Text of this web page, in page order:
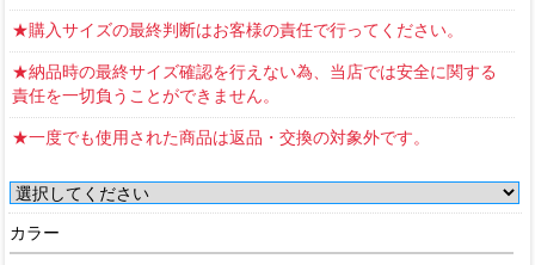
★購入サイズの最終判断はお客様の責任で行ってください。
★納品時の最終サイズ確認を行えない為、当店では安全に関する
責任を一切負うことができません。
★一度でも使用された商品は返品・交換の対象外です。
カラー